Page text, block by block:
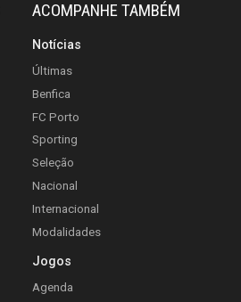
ACOMPANHE TAMBÉM
Notícias
Últimas
Benfica
FC Porto
Sporting
Seleção
Nacional
Internacional
Modalidades
Jogos
Agenda